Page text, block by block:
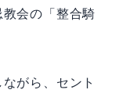
会の「整合騎
がら、セント